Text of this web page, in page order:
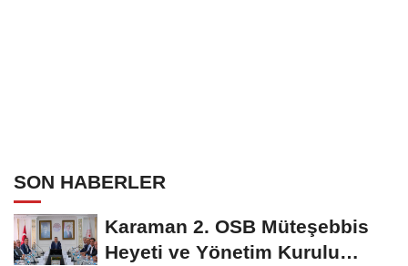
SON HABERLER
Karaman 2. OSB Müteşebbis
Heyeti ve Yönetim Kurulu